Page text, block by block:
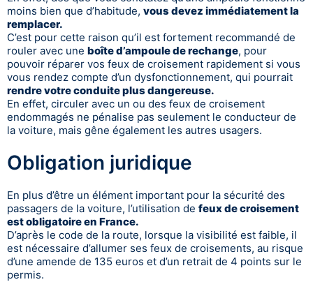
moins bien que d’habitude, vous devez immédiatement la
remplacer.
C’est pour cette raison qu’il est fortement recommandé de
rouler avec une boîte d’ampoule de rechange, pour
pouvoir réparer vos feux de croisement rapidement si vous
vous rendez compte d’un dysfonctionnement, qui pourrait
rendre votre conduite plus dangereuse.
En effet, circuler avec un ou des feux de croisement
endommagés ne pénalise pas seulement le conducteur de
la voiture, mais gêne également les autres usagers.
Obligation juridique
En plus d’être un élément important pour la sécurité des
passagers de la voiture, l’utilisation de feux de croisement
est obligatoire en France.
D’après le code de la route, lorsque la visibilité est faible, il
est nécessaire d’allumer ses feux de croisements, au risque
d’une amende de 135 euros et d’un retrait de 4 points sur le
permis.